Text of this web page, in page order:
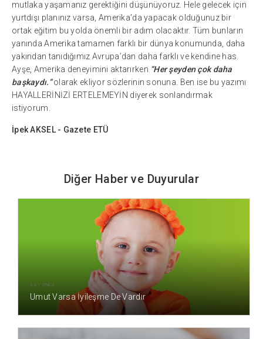
mutlaka yaşamanız gerektiğini düşünüyoruz. Hele gelecek için
yurtdışı planınız varsa, Amerika’da yapacak olduğunuz bir
ortak eğitim bu yolda önemli bir adım olacaktır. Tüm bunların
yanında Amerika tamamen farklı bir dünya konumunda, daha
yakından tanıdığımız Avrupa’dan daha farklı ve kendine has.
Ayşe, Amerika deneyimini aktarırken “Her şeyden çok daha
başkaydı.” olarak ekliyor sözlerinin sonuna. Ben ise bu yazımı
HAYALLERİNİZİ ERTELEMEYİN diyerek sonlandırmak
istiyorum.
İpek AKSEL - Gazete ETÜ
Diğer Haber ve Duyurular
9 AY ÖNCE
Umut Varsa İyileşme De Vardır